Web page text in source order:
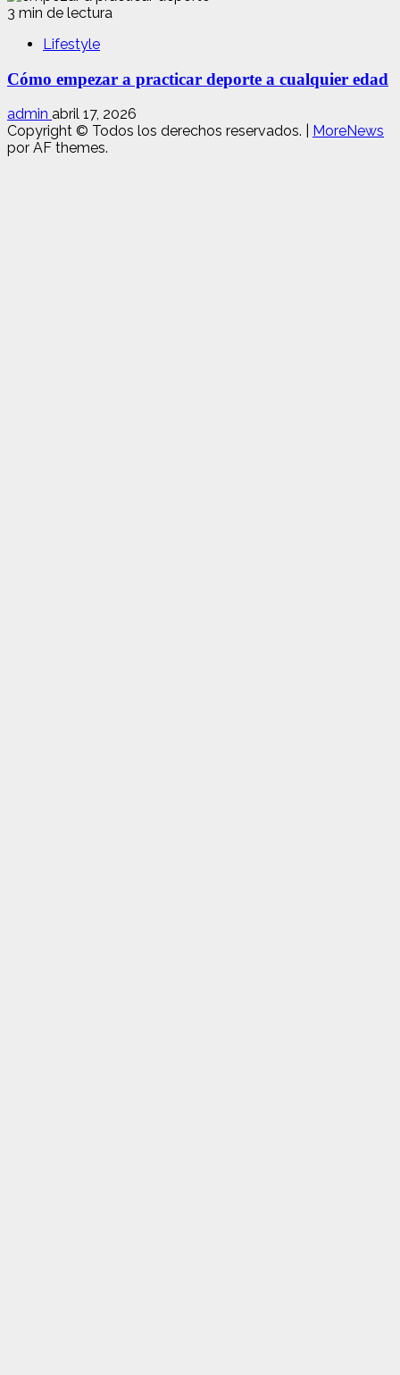
3 min de lectura
Lifestyle
Cómo empezar a practicar deporte a cualquier edad
admin abril 17, 2026
Copyright © Todos los derechos reservados.
MoreNews
por AF themes.